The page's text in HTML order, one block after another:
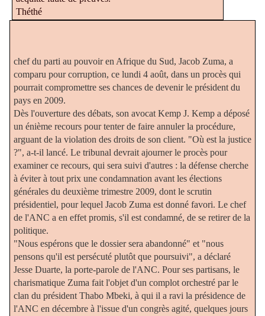
Théthé
chef du parti au pouvoir en Afrique du Sud, Jacob Zuma, a
comparu pour corruption, ce lundi 4 août, dans un procès qui
pourrait compromettre ses chances de devenir le président du
pays en 2009.
Dès l'ouverture des débats, son avocat Kemp J. Kemp a déposé
un énième recours pour tenter de faire annuler la procédure,
arguant de la violation des droits de son client. "Où est la justice
?", a-t-il lancé. Le tribunal devrait ajourner le procès pour
examiner ce recours, qui sera suivi d'autres : la défense cherche
à éviter à tout prix une condamnation avant les élections
générales du deuxième trimestre 2009, dont le scrutin
présidentiel, pour lequel Jacob Zuma est donné favori. Le chef
de l'ANC a en effet promis, s'il est condamné, de se retirer de la
politique.
"Nous espérons que le dossier sera abandonné" et "nous
pensons qu'il est persécuté plutôt que poursuivi", a déclaré
Jesse Duarte, la porte-parole de l'ANC. Pour ses partisans, le
charismatique Zuma fait l'objet d'un complot orchestré par le
clan du président Thabo Mbeki, à qui il a ravi la présidence de
l'ANC en décembre à l'issue d'un congrès agité, quelques jours